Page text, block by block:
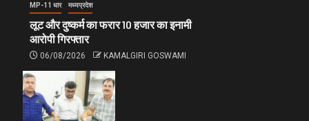
MP-11 धार मध्यप्रदेश
लूट और दुष्कर्म का फरार 10 हजार का इनामी
आरोपी गिरफ्तार
06/08/2026 KAMALGIRI GOSWAMI